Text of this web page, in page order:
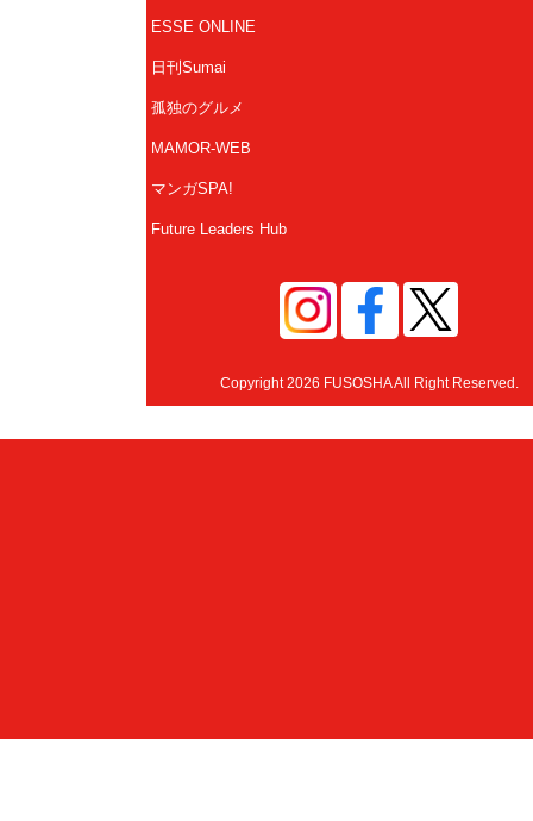
ESSE ONLINE
日刊Sumai
孤独のグルメ
MAMOR-WEB
マンガSPA!
Future Leaders Hub
Copyright 2026 FUSOSHA All Right Reserved.